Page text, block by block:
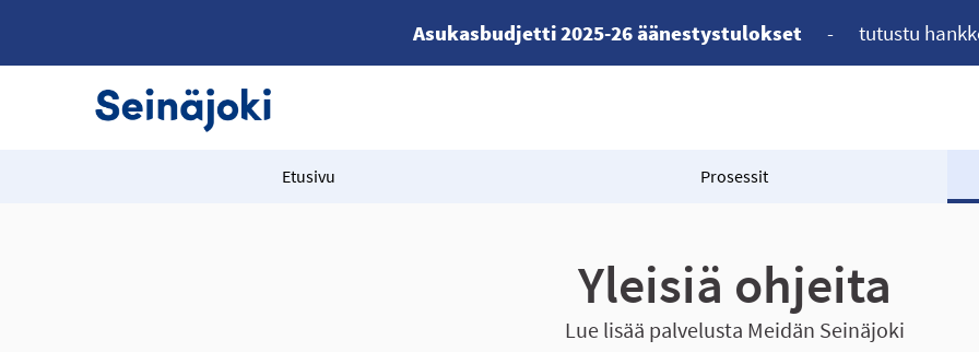
Asukasbudjetti 2025-26 äänestystulokset - tutustu
Etusivu Prosessit
Yleisiä ohjeita
Lue lisää palvelusta Meidän Seinäjoki